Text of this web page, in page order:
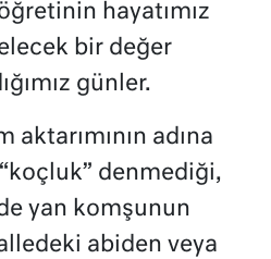
hayatımız
bir değer
günler.
aktarımının adına
denmediği,
yan komşunun
abiden veya